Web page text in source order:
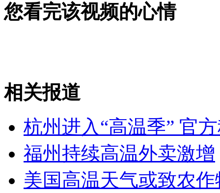
女孩北京地铁殴打老人 痛下狠手拳打脚踢
您看完该视频的心情
相关报道
杭州进入“高温季” 官
福州持续高温外卖激增
美国高温天气或致农